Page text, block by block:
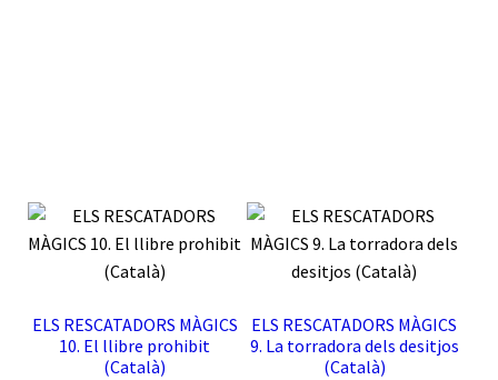
ELS RESCATADORS MÀGICS
10. El llibre prohibit
(Català)
ELS RESCATADORS MÀGICS
9. La torradora dels desitjos
(Català)